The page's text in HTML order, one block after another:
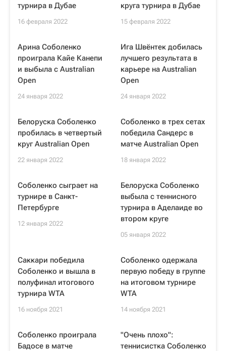
турнира в Дубае
16 февраля 2022
круга турнира в Дубае
15 февраля 2022
Арина Соболенко
проиграла Кайе Канепи
и выбыла с Australian
Open
24 января 2022
Ига Швёнтек добилась
лучшего результата в
карьере на Australian
Open
24 января 2022
Белоруска Соболенко
пробилась в четвертый
круг Australian Open
22 января 2022
Соболенко в трех сетах
победила Сандерс в
матче Australian Open
18 января 2022
Соболенко сыграет на
турнире в Санкт-
Петербурге
12 января 2022
Белоруска Соболенко
выбыла с теннисного
турнира в Аделаиде во
втором круге
05 января 2022
Саккари победила
Соболенко и вышла в
полуфинал итогового
турнира WTA
16 ноября 2021
Соболенко одержала
первую победу в группе
на итоговом турнире
WTA
14 ноября 2021
Соболенко проиграла
Бадосе в матче
"Очень плохо":
теннисистка Соболенко